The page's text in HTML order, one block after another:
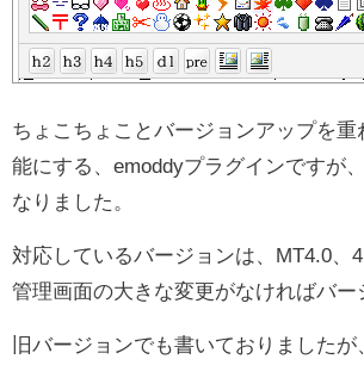
ちょこちょことバージョンアップを
能にする、emoddyプラグインですが
なりました。
対応しているバージョンは、MT4.0、
管理画面の大きな変更がなければバ
旧バージョンでも書いておりました